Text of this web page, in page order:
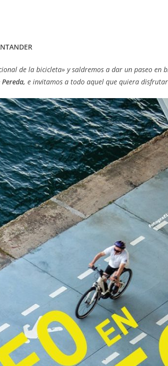
de la bicicleta» y saldremos a dar un paseo en
e invitamos a todo aquel que quiera